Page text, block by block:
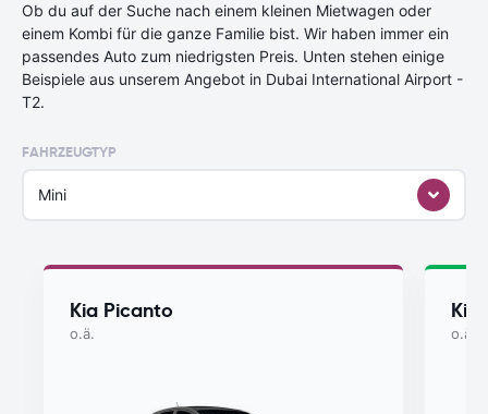
Ob du auf der Suche nach einem kleinen Mietwagen oder
einem Kombi für die ganze Familie bist. Wir haben immer ein
passendes Auto zum niedrigsten Preis. Unten stehen einige
Beispiele aus unserem Angebot in Dubai International Airport -
T2.
FAHRZEUGTYP
Mini
Kia Picanto
o.ä.
Kia
o.ä.